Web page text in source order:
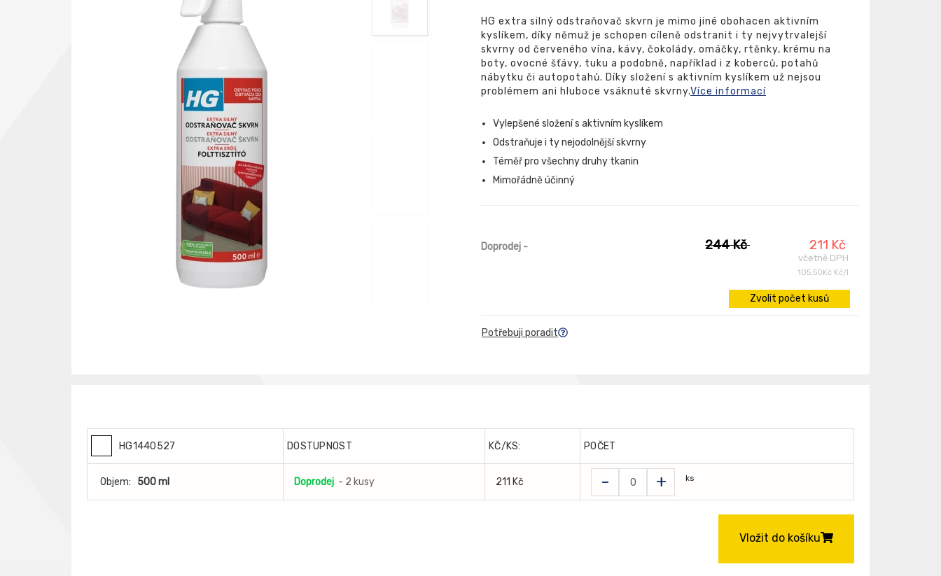
HG extra silný odstraňovač skvrn je mimo jiné obohacen aktivním
kyslíkem, díky němuž je schopen cíleně odstranit i ty nejvytrvalejší
skvrny od červeného vína, kávy, čokolády, omáčky, rtěnky, krému na
boty, ovocné šťávy, tuku a podobně, například i z koberců, potahů
nábytku či autopotahů. Díky složení s aktivním kyslíkem už nejsou
problémem ani hluboce vsáknuté skvrny.Více informací
Vylepšené složení s aktivním kyslíkem
Odstraňuje i ty nejodolnější skvrny
Téměř pro všechny druhy tkanin
Mimořádně účinný
Doprodej - 244 Kč 211 Kč
včetně DPH
105,50Kč Kč/l
Zvolit počet kusů
Potřebuji poradit
HG1440527 DOSTUPNOST KČ/KS: POČET
Objem: 500 ml Doprodej - 2 kusy 211 Kč - + ks
Vložit do košíku